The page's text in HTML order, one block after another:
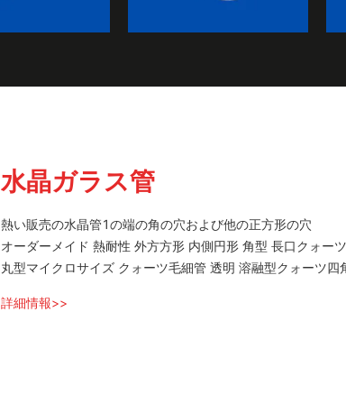
水晶ガラス管
熱い販売の水晶管1の端の角の穴および他の正方形の穴
オーダーメイド 熱耐性 外方方形 内側円形 角型 長口クォー
丸型マイクロサイズ クォーツ毛細管 透明 溶融型クォーツ四
詳細情報>>